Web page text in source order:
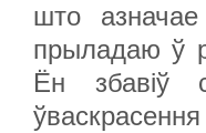
што
прыладаю ў
Ён збавіў